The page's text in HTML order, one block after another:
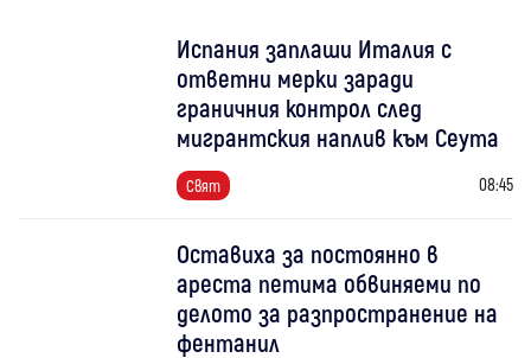
Испания заплаши Италия с
ответни мерки заради
граничния контрол след
мигрантския наплив към Сеута
Свят 08:45
Оставиха за постоянно в
ареста петима обвиняеми по
делото за разпространение на
фентанил